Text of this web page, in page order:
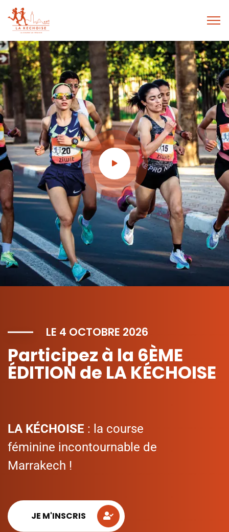
LE 4 OCTOBRE 2026
Participezà la 6ÈME
ÉDITION de LA KÉCHOISE
LA KÉCHOISE : la course
féminine incontournable de
Marrakech !
JE M'INSCRIS